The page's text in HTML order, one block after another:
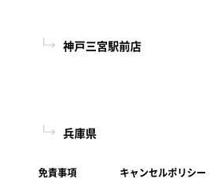
るユーザーの利用をお断りす
態様、氏名や住所など個人を特
を利用する目的
問い合わせに対応するため
内容や代金の請求に関する情
ーザーに対してサービスを提供
要となる情報や、ユーザーの
、連絡先情報などを利用する
ので、あらかじめご了承くだ
いて
理において、修理完了日（当
し、修理依頼品をお客様に引
(その他の修理対応)に修理依頼
神戸三宮駅前店
兵庫県
免責事項
キャンセルポリシー